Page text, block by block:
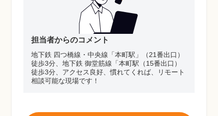
担当者からのコメント
地下鉄 四つ橋線・中央線「本町駅」（21番出口）
徒歩3分、地下鉄 御堂筋線「本町駅（15番出口）
徒歩3分、アクセス良好、慣れてくれば、リモート
相談可能な現場です！